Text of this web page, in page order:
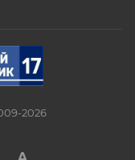
2026